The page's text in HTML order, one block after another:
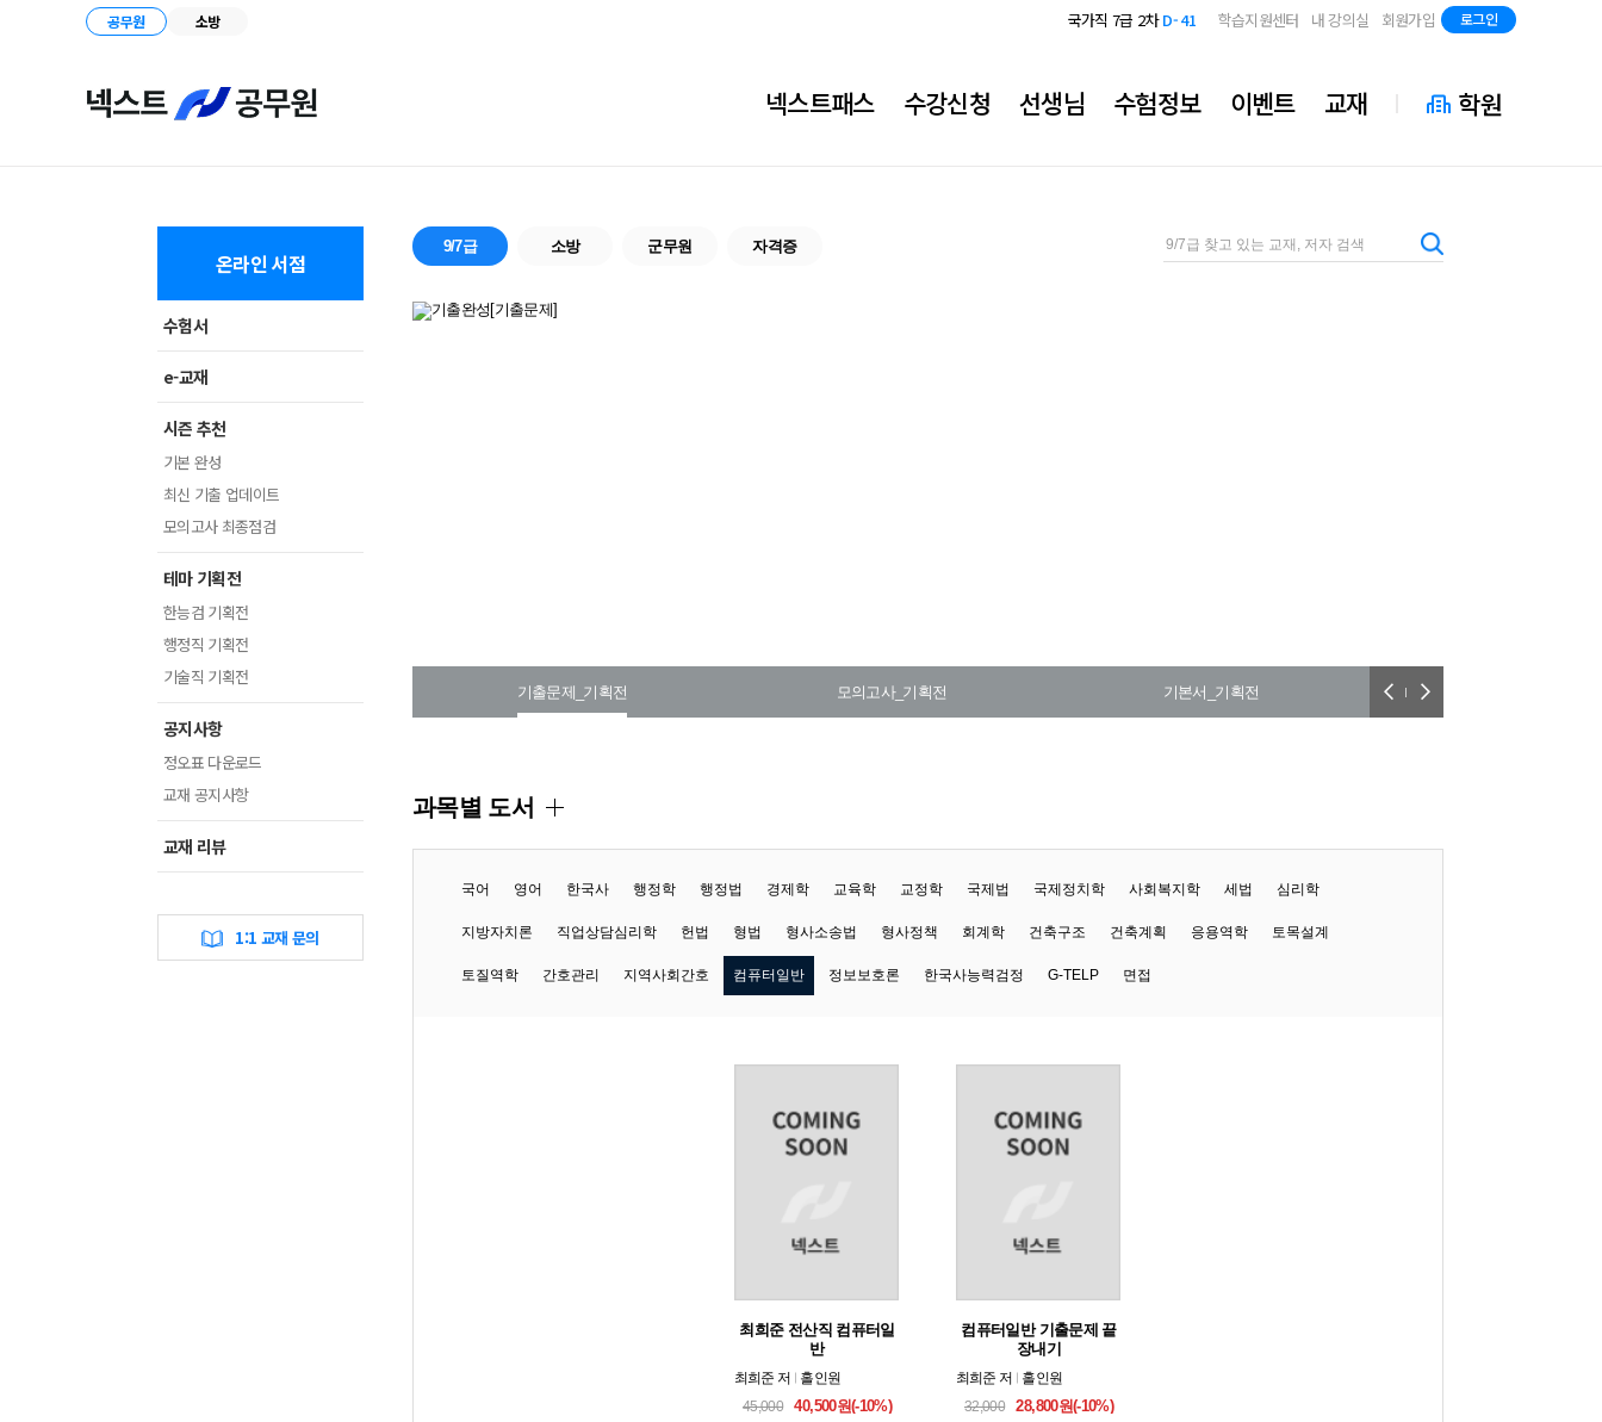
공무원 소방 학습지원센터 내 강의실 회원가입 로그인
국가직 7급 2차D-41
지방직 7급
넥스트패스 수강신청 선생님 수험정보 이벤트 교재 학원
온라인 서점
수험서
e-교재
시즌 추천
기본 완성
최신 기출 업데이트
모의고사 최종점검
테마 기획전
한능검 기획전
행정직 기획전
기술직 기획전
공지사항
정오표 다운로드
교재 공지사항
교재 리뷰
1:1 교재 문의
9/7급 소방 군무원 자격증
기출문제_기획전 모의고사_기획전 기본서_기획전
과목별 도서
국어 영어 한국사 행정학 행정법 경제학 교육학 교정학 국제법 국제정치학 사회복지학 세법 심리학
지방자치론 직업상담심리학 헌법 형법 형사소송법 형사정책 회계학 건축구조 건축계획 응용역학 토목설계
토질역학 간호관리 지역사회간호 컴퓨터일반 정보보호론 한국사능력검정 G-TELP 면접
최희준 전산직 컴퓨터일
반
최희준 저
홀인원
45,000
40,500원(-10%)
컴퓨터일반 기출문제 끝
장내기
최희준 저
홀인원
32,000
28,800원(-10%)